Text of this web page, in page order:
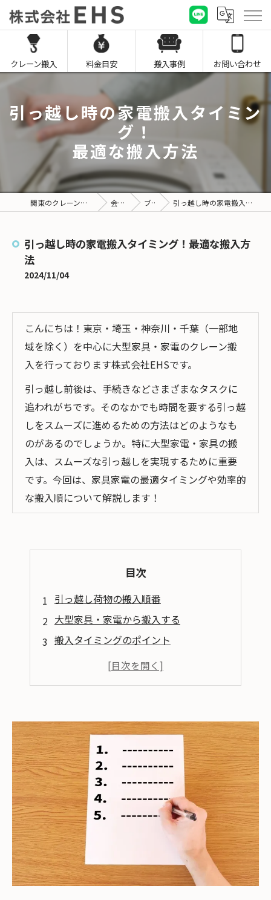
クレーン搬入 料金目安 搬入事例 お問い合わせ
引っ越し時の家電搬入タイミン
グ！
最適な搬入方法
関東のクレーン搬入なら株式会社EHS 会社概要 ブログ 引っ越し時の家電搬入タイミング！最適な搬入方法
引っ越し時の家電搬入タイミング！最適な搬入方
法
2024/11/04
こんにちは！東京・埼玉・神奈川・千葉（一部地
域を除く）を中心に大型家具・家電のクレーン搬
入を行っております株式会社EHSです。
引っ越し前後は、手続きなどさまざまなタスクに
追われがちです。そのなかでも時間を要する引っ越
しをスムーズに進めるための方法はどのようなも
のがあるのでしょうか。特に大型家電・家具の搬
入は、スムーズな引っ越しを実現するために重要
です。今回は、家具家電の最適タイミングや効率的
な搬入順について解説します！
目次
引っ越し荷物の搬入順番
大型家具・家電から搬入する
搬入タイミングのポイント
引っ越し日程のタイミング
大型家具・家電：引っ越し後に購入する
小型家具・家電：引っ越し前に購入する
まとめ